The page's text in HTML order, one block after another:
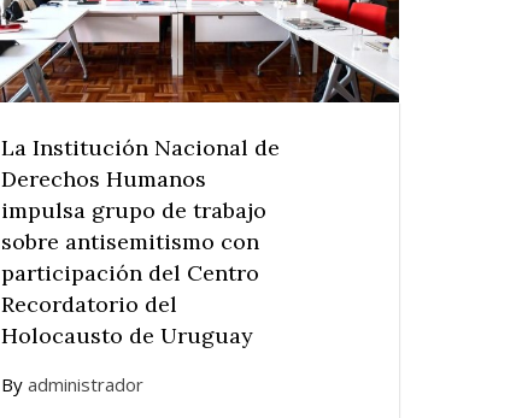
La Institución Nacional de
Derechos Humanos
impulsa grupo de trabajo
sobre antisemitismo con
participación del Centro
Recordatorio del
Holocausto de Uruguay
By administrador